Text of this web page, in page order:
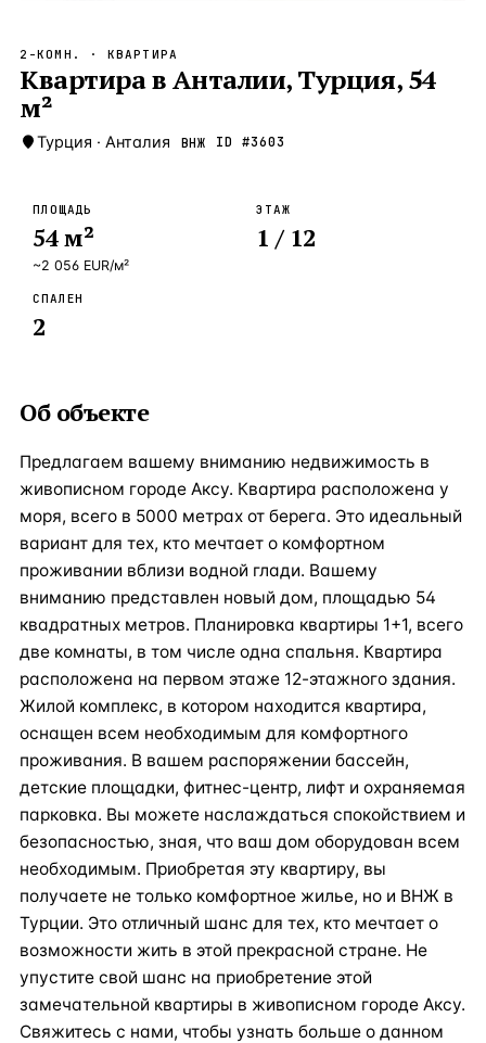
Новороссийск — Локация Россия · 2
Стамбул
Анталия
ЧАСТО ИЩУТ
Турция Кипр
2-КОМН. · КВАРТИРА
Квартира в Анталии, Турция, 54
м²
Турция · Анталия ВНЖ ID #3603
ПЛОЩАДЬ
54м²
~2 056 EUR/м²
ЭТАЖ
1 / 12
СПАЛЕН
2
Об объекте
Предлагаем вашему вниманию недвижимость в
живописном городе Аксу. Квартира расположена у
моря, всего в 5000 метрах от берега. Это идеальный
вариант для тех, кто мечтает о комфортном
проживании вблизи водной глади. Вашему
вниманию представлен новый дом, площадью 54
квадратных метров. Планировка квартиры 1+1, всего
две комнаты, в том числе одна спальня. Квартира
расположена на первом этаже 12-этажного здания.
Жилой комплекс, в котором находится квартира,
оснащен всем необходимым для комфортного
проживания. В вашем распоряжении бассейн,
детские площадки, фитнес-центр, лифт и охраняемая
парковка. Вы можете наслаждаться спокойствием и
безопасностью, зная, что ваш дом оборудован всем
необходимым. Приобретая эту квартиру, вы
получаете не только комфортное жилье, но и ВНЖ в
Турции. Это отличный шанс для тех, кто мечтает о
возможности жить в этой прекрасной стране. Не
упустите свой шанс на приобретение этой
замечательной квартиры в живописном городе Аксу.
Свяжитесь с нами, чтобы узнать больше о данном